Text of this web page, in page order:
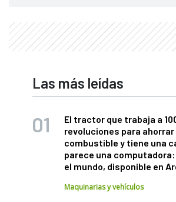
Las más leídas
El tractor que trabaja a
revoluciones para ahorrar
combustible y tiene una
parece una
el mundo, disponible en
Maquinarias y vehículos